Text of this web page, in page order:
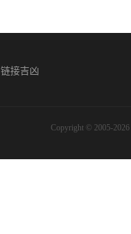
链接吉凶
Copyright © 2005-